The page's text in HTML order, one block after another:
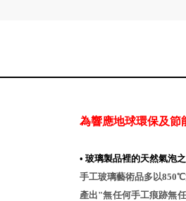
為響應地球環保及節
• 玻璃製品裡的天然氣泡
手工玻璃藝術品多以
產出"無任何手工痕跡無